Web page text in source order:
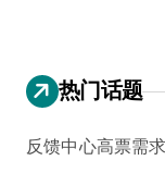
热门话题
反馈中心高票需